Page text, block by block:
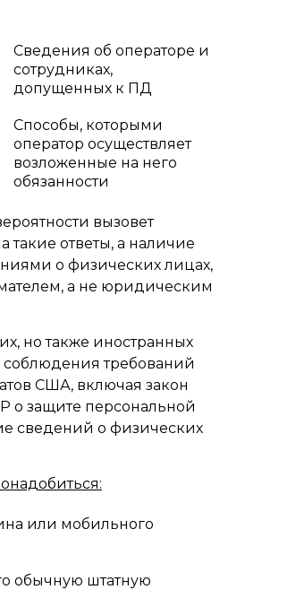
Сведения об операторе и
сотрудниках,
допущенных к ПД
Способы, которыми
оператор осуществляет
возложенные на него
обязанности
вызовет
такие ответы, а наличие
о физических лицах,
а не юридическим
но также иностранных
требований
США, включая закон
о защите персональной
сведений о физических
или мобильного
обычную штатную